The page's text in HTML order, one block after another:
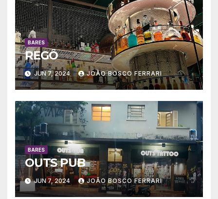
BARES
REGÔ
JUN 7, 2024 JOÃO BOSCO FERRARI
BARES
OUTS PUB
JUN 7, 2024 JOÃO BOSCO FERRARI